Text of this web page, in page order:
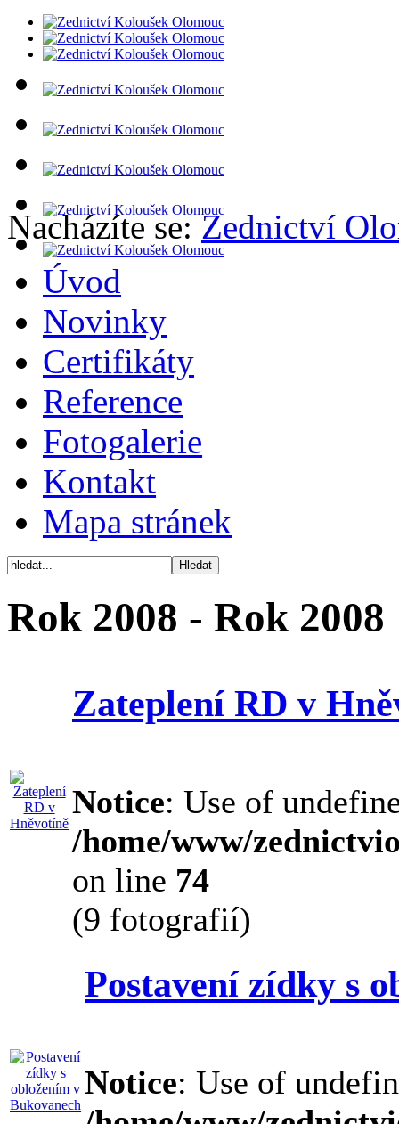
Nacházíte se:Zednictví
Úvod
Novinky
Certifikáty
Reference
Fotogalerie
Kontakt
Mapa stránek
Rok 2008 - Rok 2008
Zateplení RD v
Notice: Use of
/home/www/
on line 74
(9 fotografií)
Postavení zídky s
Notice: Use of